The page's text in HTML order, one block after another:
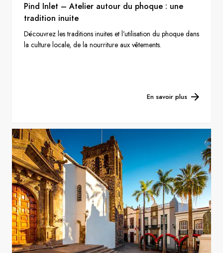
Pind Inlet – Atelier autour du phoque : une
tradition inuite
Découvrez les traditions inuites et l’utilisation du phoque dans
la culture locale, de la nourriture aux vêtements.
En savoir plus